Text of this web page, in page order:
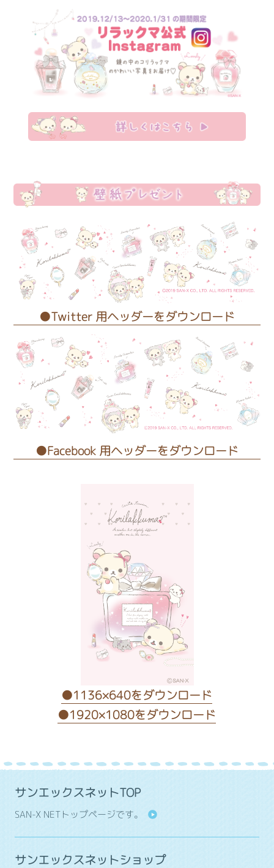
●Twitter 用ヘッダーをダウンロード
●Facebook 用ヘッダーをダウンロード
●1136×640をダウンロード
●1920×1080をダウンロード
サンエックスネットTOP
SAN-X NETトップページです。
サンエックスネットショップ